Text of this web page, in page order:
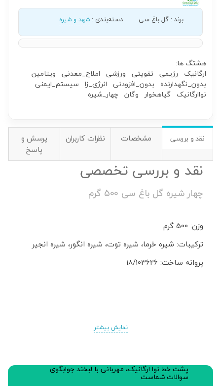
برند: گل باغ سی دسته‌بندی : شهد و شیره
هشتگ ها:
ارگانیک رژیمی تقویتی ورزشی املاح_معدنی ویتامین
بدون_نگهدارنده بدون_افزودنی انرژی_زا سیستم_ایمنی
نواارگانیک گیاهخوار وگان چهار_شیره
نقد و بررسی مشخصات نظرات کاربران
پرسش و
پاسخ
نقد و بررسی تخصصی
چهار شیره گل باغ سی 500 گرم
وزن: 500 گرم
ترکیبات: شیره خرما، شیره توت، شیره انگور، شیره انجیر
پروانه ساخت: 18/103626
نمایش بیشتر
پشت خط نوا ارگانیک، مهربانی با لبخند جوابگوی
سوالات شماست